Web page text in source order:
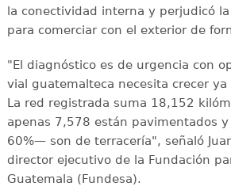
la conectividad interna y perjudicó
para comerciar con el exterior de
"El diagnóstico es de urgencia con
vial guatemalteca necesita crecer
La red registrada suma 18,152
apenas 7,578 están pavimentados
60%— son de terracería", señaló
director ejecutivo de la Fundación
Guatemala (Fundesa).